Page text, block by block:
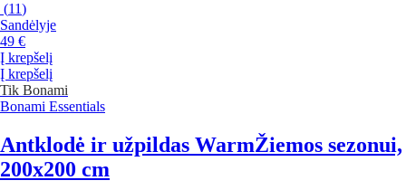
(11)
Sandėlyje
49 €
Į krepšelį
Į krepšelį
Tik Bonami
Bonami Essentials
Antklodė ir užpildas WarmŽiemos sezonui,
200x200 cm